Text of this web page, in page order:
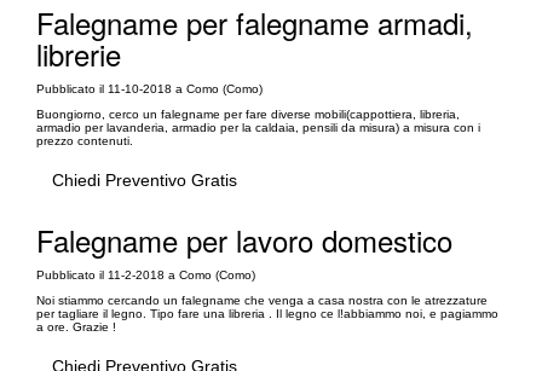
Falegname per falegname armadi,
librerie
Pubblicato il 11-10-2018 a Como (Como)
Buongiorno, cerco un falegname per fare diverse mobili(cappottiera, libreria,
armadio per lavanderia, armadio per la caldaia, pensili da misura) a misura con i
prezzo contenuti.
Chiedi Preventivo Gratis
Falegname per lavoro domestico
Pubblicato il 11-2-2018 a Como (Como)
Noi stiammo cercando un falegname che venga a casa nostra con le atrezzature
per tagliare il legno. Tipo fare una libreria . Il legno ce l!abbiammo noi, e pagiammo
a ore. Grazie !
Chiedi Preventivo Gratis